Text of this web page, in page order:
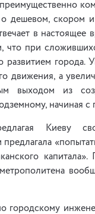
дешевом, скором
в настоящее
при
города.
движения, а
выходом из
начиная с
Киеву
городскому